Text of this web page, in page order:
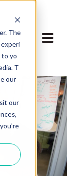
The
to yo
T
our
our